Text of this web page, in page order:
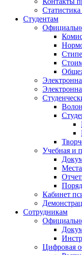
Студентам
Учебная и
Кабинет
Сотрудникам
Цифровая